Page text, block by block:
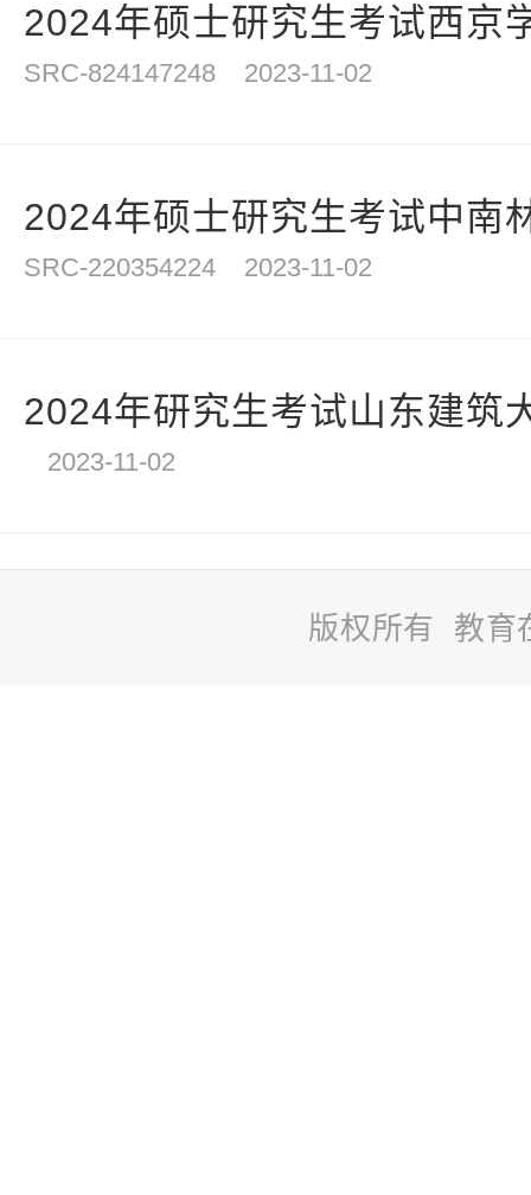
2024年硕士研究生考试西京
SRC-824147248 2023-11-02
2024年硕士研究生考试中南
SRC-220354224 2023-11-02
2024年研究生考试山东建筑
2023-11-02
版权所有 教育